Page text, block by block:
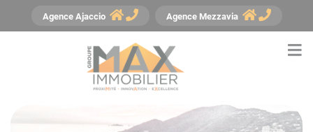
Agence Ajaccio Agence Mezzavia
Panneau de gestion des cookies